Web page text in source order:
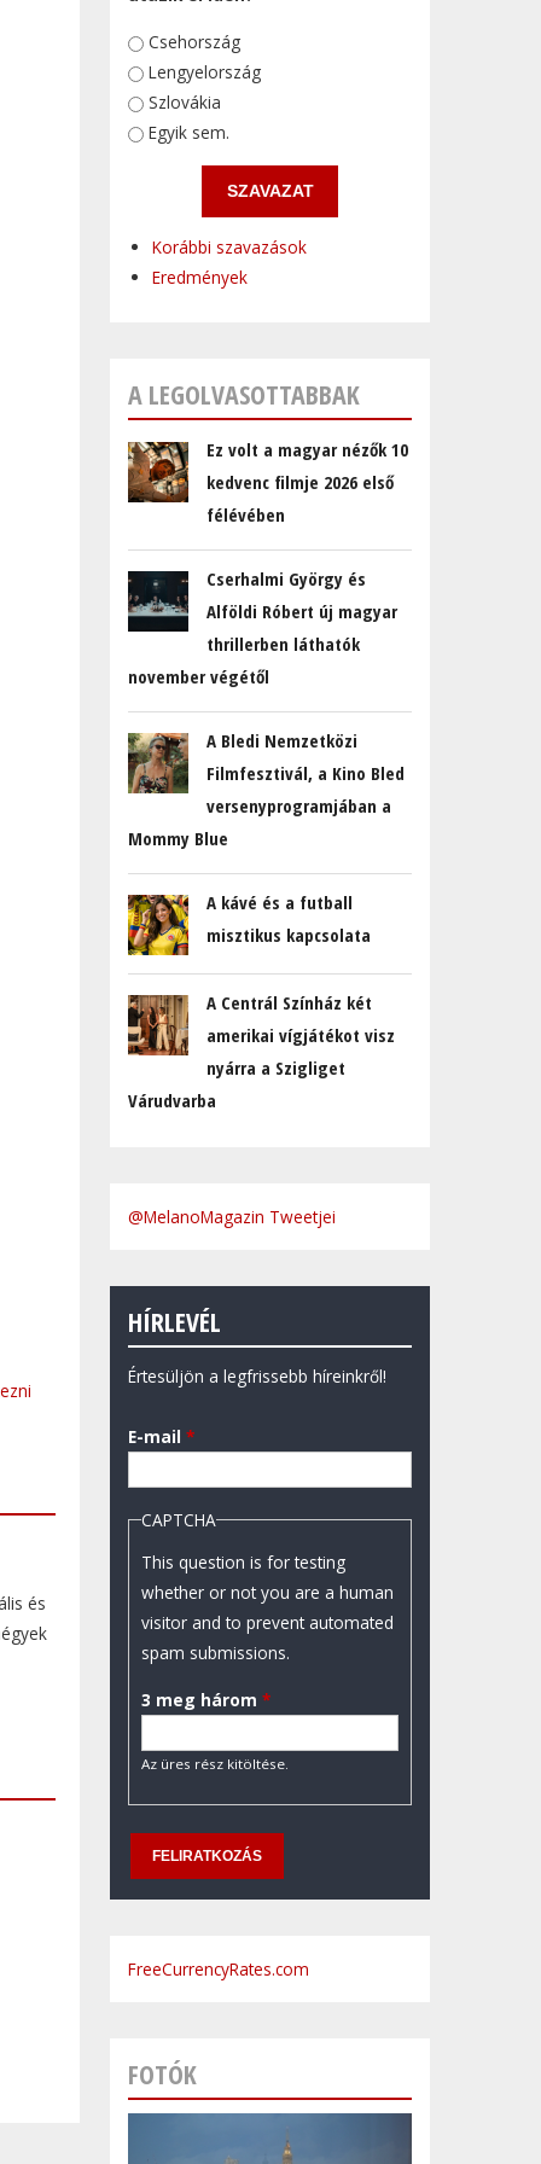
és
Választások
Csehország
Lengyelország
Szlovákia
Egyik sem.
Korábbi szavazások
Eredmények
A LEGOLVASOTTABBAK
Ez volt a magyar nézők 10
kedvenc filmje 2026 első
félévében
Cserhalmi György és
Alföldi Róbert új magyar
thrillerben láthatók
november végétől
A Bledi Nemzetközi
Filmfesztivál, a Kino Bled
versenyprogramjában a
Mommy Blue
A kávé és a futball
misztikus kapcsolata
A Centrál Színház két
amerikai vígjátékot visz
nyárra a Szigliget
Várudvarba
@MelanoMagazin Tweetjei
HÍRLEVÉL
Értesüljön a legfrissebb híreinkről!
E-mail *
CAPTCHA
This question is for testing
whether or not you are a human
visitor and to prevent automated
spam submissions.
3 meg három *
Az üres rész kitöltése.
FreeCurrencyRates.com
FOTÓK